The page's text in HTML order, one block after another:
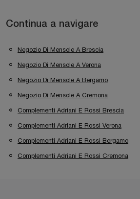
Continua a navigare
Negozio Di Mensole A Brescia
Negozio Di Mensole A Verona
Negozio Di Mensole A Bergamo
Negozio Di Mensole A Cremona
Complementi Adriani E Rossi Brescia
Complementi Adriani E Rossi Verona
Complementi Adriani E Rossi Bergamo
Complementi Adriani E Rossi Cremona